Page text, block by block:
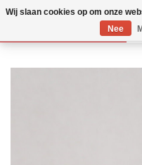
Wij slaan cookies op om onze
Nee